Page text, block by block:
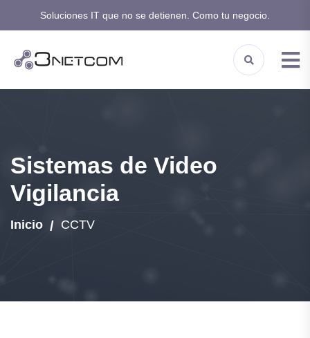
Soluciones IT que no se detienen. Como tu negocio.
3NETCOM |
Sistemas de Video
Vigilancia
Inicio CCTV